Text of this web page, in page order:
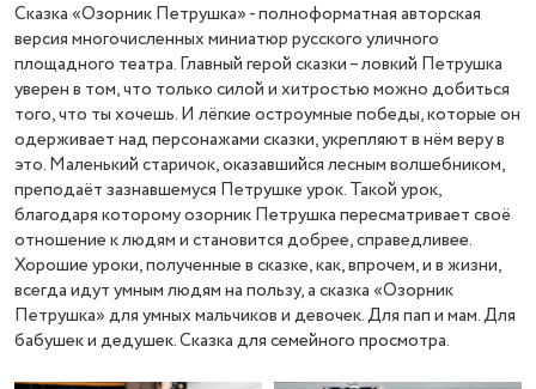
Сказка «Озорник Петрушка» - полноформатная авторская
версия многочисленных миниатюр русского уличного
площадного театра. Главный герой сказки – ловкий Петрушка
уверен в том, что только силой и хитростью можно добиться
того, что ты хочешь. И лёгкие остроумные победы, которые он
одерживает над персонажами сказки, укрепляют в нём веру в
это. Маленький старичок, оказавшийся лесным волшебником,
преподаёт зазнавшемуся Петрушке урок. Такой урок,
благодаря которому озорник Петрушка пересматривает своё
отношение к людям и становится добрее, справедливее.
Хорошие уроки, полученные в сказке, как, впрочем, и в жизни,
всегда идут умным людям на пользу, а сказка «Озорник
Петрушка» для умных мальчиков и девочек. Для пап и мам. Для
бабушек и дедушек. Сказка для семейного просмотра.